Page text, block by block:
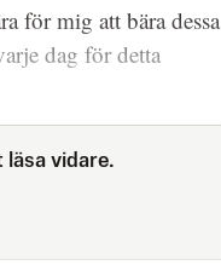
för mig att bära dessa
dag för detta
läsa vidare.